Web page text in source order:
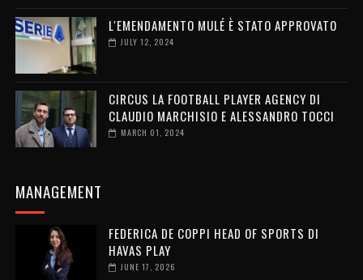
L'EMENDAMENTO MULÉ È STATO APPROVATO
JULY 12, 2024
CIRCUS LA FOOTBALL PLAYER AGENCY DI
CLAUDIO MARCHISIO E ALESSANDRO TOCCI
MARCH 01, 2024
MANAGEMENT
FEDERICA DE COPPI HEAD OF SPORTS DI
HAVAS PLAY
JUNE 17, 2026